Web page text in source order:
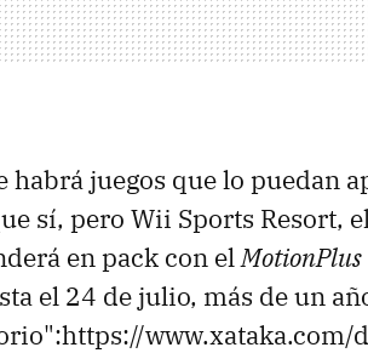
habrá juegos que lo puedan
sí, pero Wii Sports Resort,
en pack con elMotionPlus
el 24 de julio, más de un